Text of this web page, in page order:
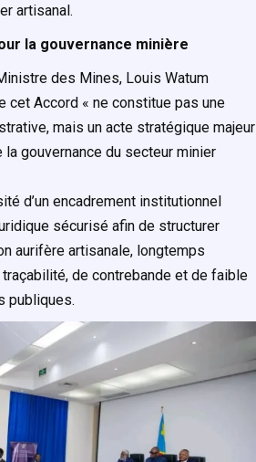
artisanal.
la gouvernance minière
des Mines, Louis Watum
cet Accord « ne constitue pas une
mais un acte stratégique majeur
gouvernance du secteur minier
d’un encadrement institutionnel
sécurisé afin de structurer
aurifère artisanale, longtemps
de contrebande et de faible
publiques.